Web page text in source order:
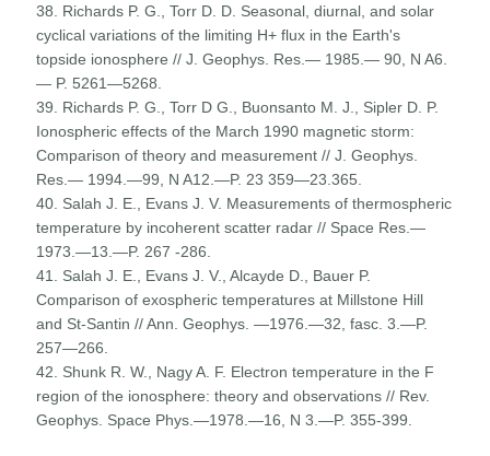
38. Richards P. G., Torr D. D. Seasonal, diurnal, and solar
cyclical variations of the limiting H+ flux in the Earth's
topside ionosphere // J. Geophys. Res.— 1985.— 90, N A6.
— P. 5261—5268.
39. Richards P. G., Torr D G., Buonsanto M. J., Sipler D. P.
Ionospheric effects of the March 1990 magnetic storm:
Com­parison of theory and measurement // J. Geophys.
Res.— 1994.—99, N A12.—P. 23 359—23.365.
40. Salah J. E., Evans J. V. Measurements of thermospheric
temperature by incoherent scatter radar // Space Res.—
1973.—13.—P. 267 -286.
41. Salah J. E., Evans J. V., Alcayde D., Bauer P.
Comparison of exospheric temperatures at Millstone Hill
and St-Santin // Ann. Geophys. —1976.—32, fasc. 3.—P.
257—266.
42. Shunk R. W., Nagy A. F. Electron temperature in the F
region of the ionosphere: theory and observations // Rev.
Geophys. Space Phys.—1978.—16, N 3.—P. 355-399.